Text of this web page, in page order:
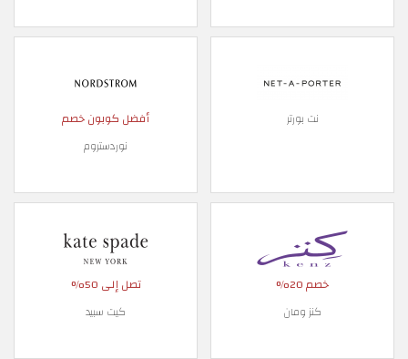
نت بورتر أفضل كوبون خصم
نوردستروم
خصم 20%
كنز ومان
تصل إلى 50%
كيت سبيد